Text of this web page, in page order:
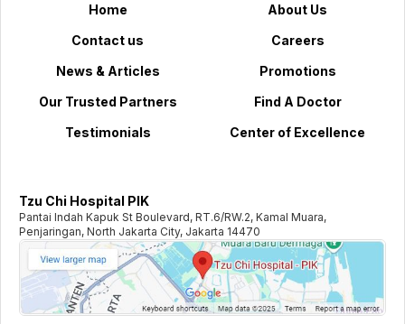
Home
About Us
Contact us
Careers
News & Articles
Promotions
Our Trusted Partners
Find A Doctor
Testimonials
Center of Excellence
Tzu Chi Hospital PIK
Pantai Indah Kapuk St Boulevard, RT.6/RW.2, Kamal Muara,
Penjaringan, North Jakarta City, Jakarta 14470